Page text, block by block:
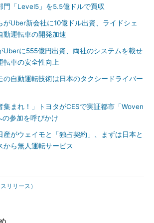
門「Level5」を5.5億ドルで買収
がUber新会社に10億ドル出資、ライドシェ
動運転車の開発加速
Uberに555億円出資、両社のシステムを載せ
転車の安全性向上
の自動運転技術は日本のタクシードライバー
集まれ！」トヨタがCESで実証都市「Woven
参加を呼びかけ
産がウェイモと「独占契約」、まずは日本と
から無人運転サービス
リリース）